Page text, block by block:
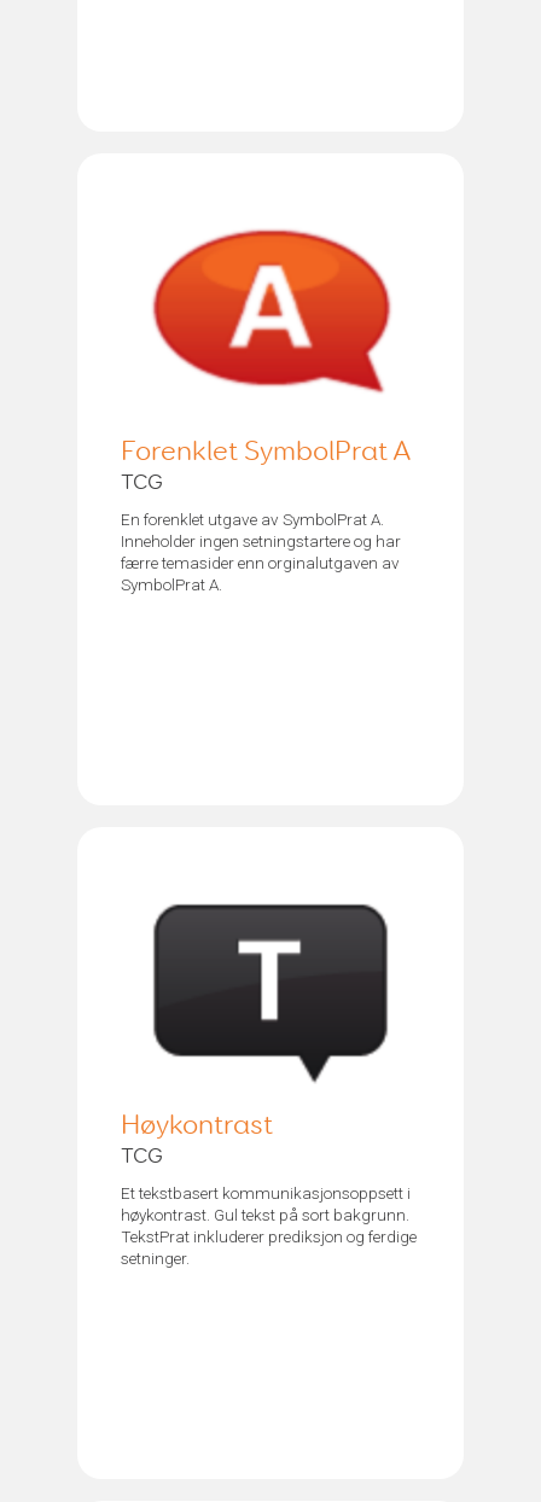
Forenklet SymbolPrat A
TCG
En forenklet utgave av SymbolPrat A.
Inneholder ingen setningstartere og har
færre temasider enn orginalutgaven av
SymbolPrat A.
Høykontrast
TCG
Et tekstbasert kommunikasjonsoppsett i
høykontrast. Gul tekst på sort bakgrunn.
TekstPrat inkluderer prediksjon og ferdige
setninger.